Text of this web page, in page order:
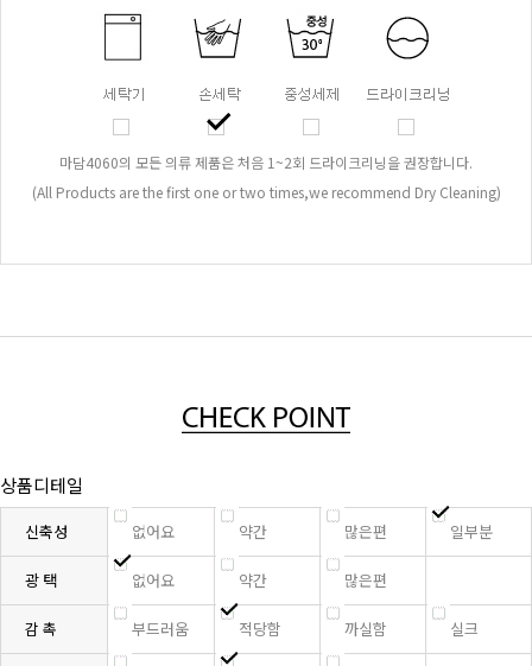
마담4060의 모든 의류 제품은 처음 1~2회 드라이크리닝을 권장합니다.
(All Products are the first one or two times,we recommend Dry Cleaning)
상품디테일
신축성 없어요 약간 많은편 일부분
광 택 없어요 약간 많은편
감 촉 부드러움 적당함 까실함 실크